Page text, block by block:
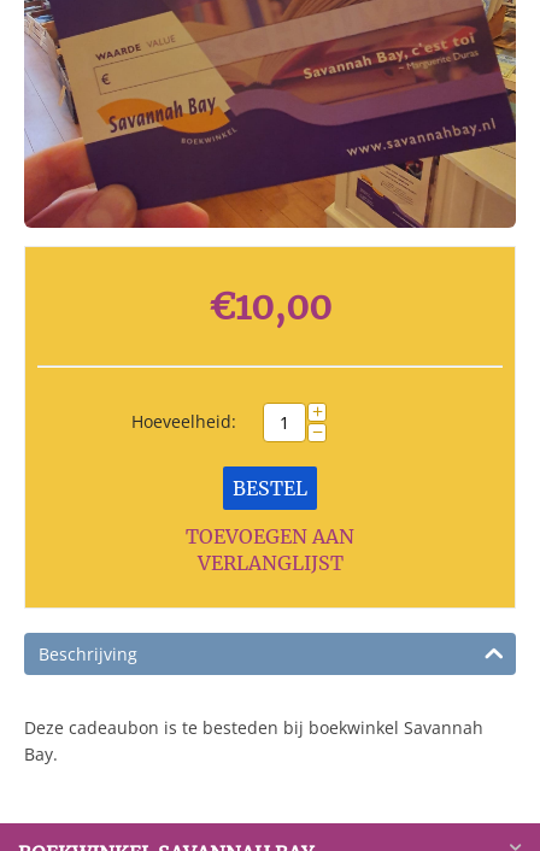
€10,00
Hoeveelheid: +
−
BESTEL
TOEVOEGEN AAN
VERLANGLIJST
Beschrijving
Deze cadeaubon is te besteden bij boekwinkel Savannah
Bay.